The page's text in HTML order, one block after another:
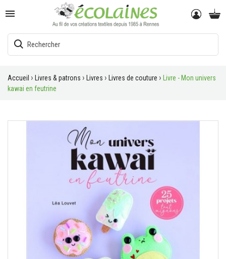

Accueil Livres & patrons Livres Livres de couture
Livre - Mon univers
kawai en feutrine